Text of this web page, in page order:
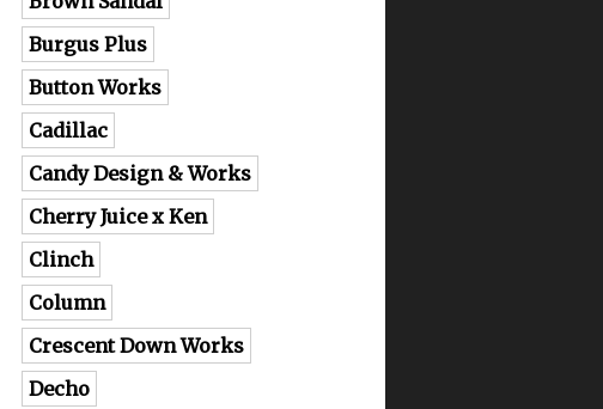
Burgus Plus
Button Works
Cadillac
Candy Design & Works
Cherry Juice x Ken
Clinch
Column
Crescent Down Works
Decho